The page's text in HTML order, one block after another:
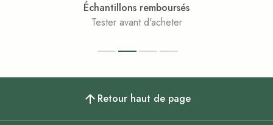
Échantillons remboursés
Tester avant d'acheter
Retour haut de page